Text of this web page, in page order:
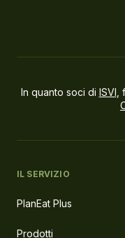
In quanto soci di ISVI
IL SERVIZIO
PlanEat Plus
Prodotti